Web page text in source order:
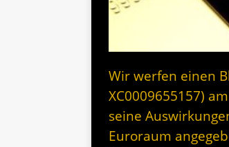
Wir werfen einen
XC0009655157)
seine
Euroraum